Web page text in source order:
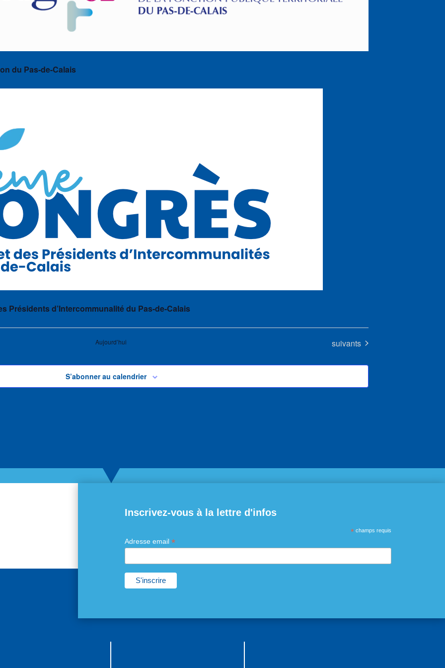
du Pas-de-Calais
Présidents d’Intercommunalité du Pas-de-Calais
Aujourd’hui Évènements
suivants
S’abonner au calendrier
Inscrivez-vous à la lettre d'infos
* champs requis
Adresse email *